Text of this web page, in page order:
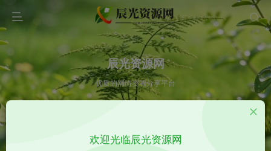
辰光资源网
优质的网络资源分享平台
欢迎光临辰光资源网